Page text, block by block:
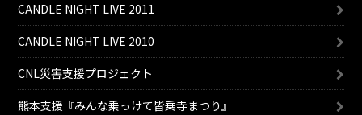
CANDLE NIGHT LIVE 2011
CANDLE NIGHT LIVE 2010
CNL災害支援プロジェクト
熊本支援『みんな乗っけて皆乗寺まつり』